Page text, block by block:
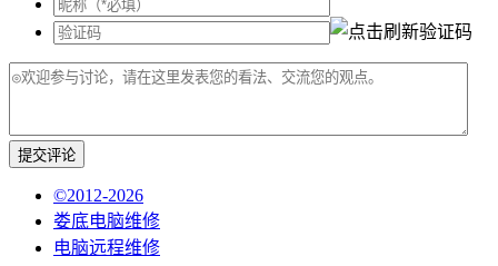
提交评论
©2012-2026
娄底电脑维修
电脑远程维修